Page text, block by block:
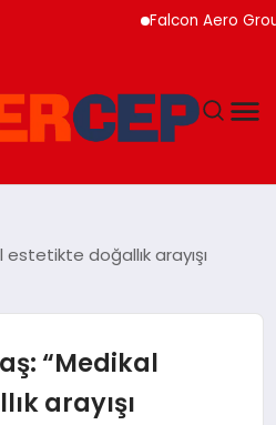
Falcon Aero Group,
estetikte doğallık arayışı
“Medikal
arayışı